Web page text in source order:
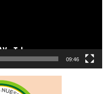
09:46